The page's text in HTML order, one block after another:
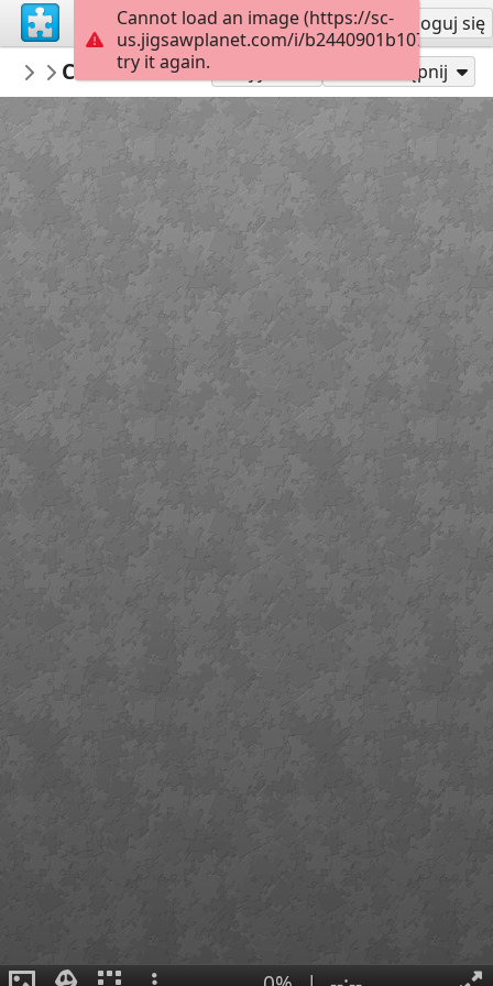
Załóż konto Zaloguj się
yetidescavernes
...
Cave des Moineaux 01 Udostępnij
Cannot load an image (https://sc-
us.jigsawplanet.com/i/
try it again.